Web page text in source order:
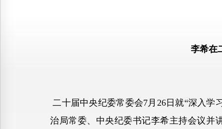
李希在
二十届中央纪委常委会7月26日就“深入
治局常委、中央纪委书记李希主持会议并